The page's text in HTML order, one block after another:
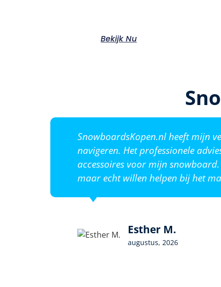
Bekijk Nu
SnowboardsKopen.nl heeft mijn
navigeren. Het professionele
accessoires voor mijn
maar echt willen helpen bij het
Esther M.
augustus, 2026